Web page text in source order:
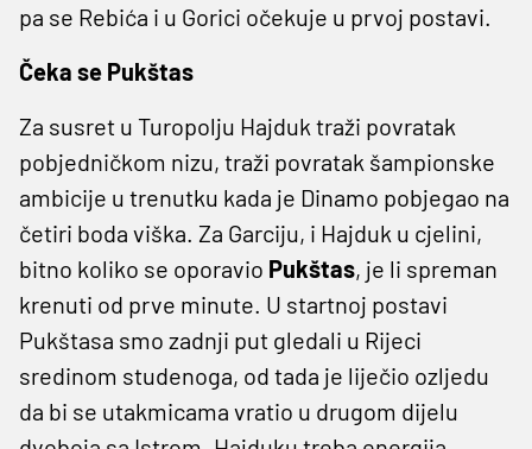
pa se Rebića i u Gorici očekuje u prvoj postavi.
Čeka se Pukštas
Za susret u Turopolju Hajduk traži povratak
pobjedničkom nizu, traži povratak šampionske
ambicije u trenutku kada je Dinamo pobjegao na
četiri boda viška. Za Garciju, i Hajduk u cjelini,
bitno koliko se oporavio Pukštas, je li spreman
krenuti od prve minute. U startnoj postavi
Pukštasa smo zadnji put gledali u Rijeci
sredinom studenoga, od tada je liječio ozljedu
da bi se utakmicama vratio u drugom dijelu